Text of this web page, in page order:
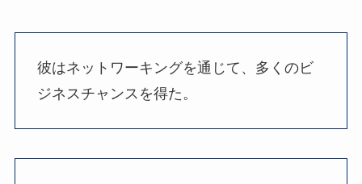
彼はネットワーキングを通じて、多くのビ
ジネスチャンスを得た。